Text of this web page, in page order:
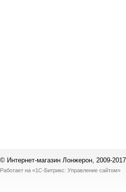
© Интернет-магазин Лонжерон, 2009-2017
Работает на «1С-Битрикс: Управление сайтом»